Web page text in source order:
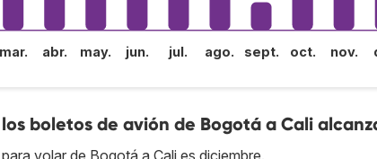
mar. abr. may. jun. jul. ago. sept. oct. nov.
los boletos de avión de Bogotá a Cali